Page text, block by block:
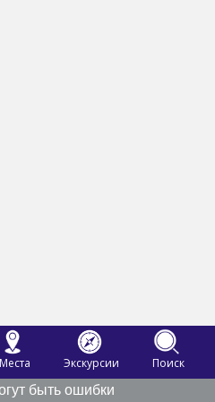
Места Экскурсии
Поиск
быть ошибки